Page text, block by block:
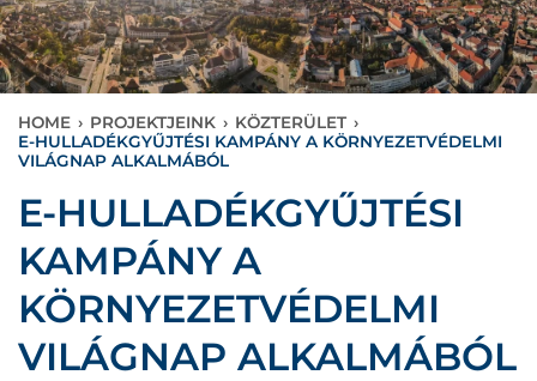
HOME › PROJEKTJEINK › KÖZTERÜLET ›
E-HULLADÉKGYŰJTÉSI KAMPÁNY A KÖRNYEZETVÉDELMI
VILÁGNAP ALKALMÁBÓL
E-HULLADÉKGYŰJTÉSI
KAMPÁNY A
KÖRNYEZETVÉDELMI
VILÁGNAP ALKALMÁBÓL